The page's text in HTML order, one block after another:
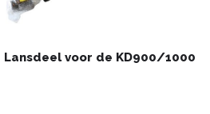
Lansdeel voor de KD900/1000